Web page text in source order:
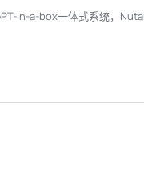
in-a-box一体式系统，